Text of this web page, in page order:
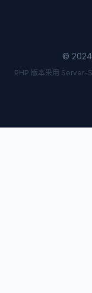
©
PHP 版本采用 Server-